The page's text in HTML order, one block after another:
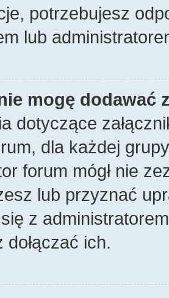
potrzebujesz
lub
mogę dodawać
dotyczące
dla każdej
forum mógł nie
lub przyznać
z
dołączać ich.